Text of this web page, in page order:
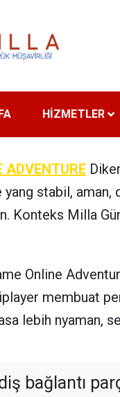
HİZMETLER
ADVENTURE
stabil,
Konteks Milla
Online
membuat
lebih nyaman,
bağlantı